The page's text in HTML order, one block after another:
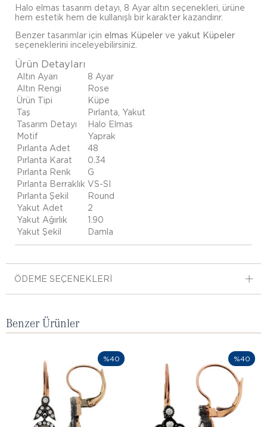
Halo elmas tasarım detayı, 8 Ayar altın seçenekleri, ürüne
hem estetik hem de kullanışlı bir karakter kazandırır.
Benzer tasarımlar için elmas Küpeler ve yakut Küpeler
seçeneklerini inceleyebilirsiniz.
Ürün Detayları
Altın Ayarı
8 Ayar
Altın Rengi
Rose
Ürün Tipi
Küpe
Taş
Pırlanta, Yakut
Tasarım Detayı
Halo Elmas
Motif
Yaprak
Pırlanta Adet
48
Pırlanta Karat
0.34
Pırlanta Renk
G
Pırlanta Berraklık VS-SI
Pırlanta Şekil
Round
Yakut Adet
2
Yakut Ağırlık
1.90
Yakut Şekil
Damla
ÖDEME SEÇENEKLERI
Benzer Ürünler
%40 %40